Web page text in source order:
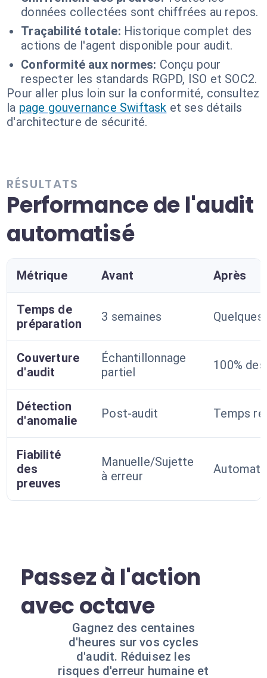
données collectées sont chiffrées au repos.
Traçabilité totale: Historique complet des
actions de l'agent disponible pour audit.
Conformité aux normes: Conçu pour
respecter les standards RGPD, ISO et SOC2.
Pour aller plus loin sur la conformité, consultez
la page gouvernance Swiftask et ses détails
d'architecture de sécurité.
RÉSULTATS
Performance de l'audit
automatisé
Métrique Avant Après
Temps de
préparation
3 semaines
Couverture
d'audit
Échantillonnage
partiel
100%
Détection
d'anomalie
Post-audit Temps
Fiabilité
des
preuves
Manuelle/Sujette
à erreur
Passez à l'action
avec octave
Gagnez des centaines
d'heures sur vos cycles
d'audit. Réduisez les
risques d'erreur humaine et